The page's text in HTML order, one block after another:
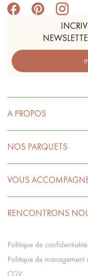
A PROPOS
NOS PARQUETS
VOUS
RENCONTRONS
Politique de confidentialité
Politique de management
CGV